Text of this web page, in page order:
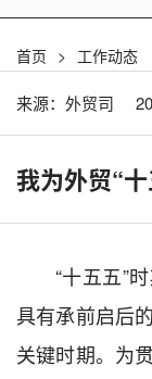
首页 > 工作动态
来源：外贸司
我为外贸“
“十五五”
具有承前启后
关键时期。为